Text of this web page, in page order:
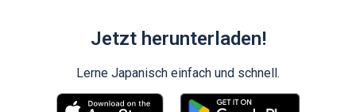
Jetzt herunterladen!
Lerne Japanisch einfach und schnell.